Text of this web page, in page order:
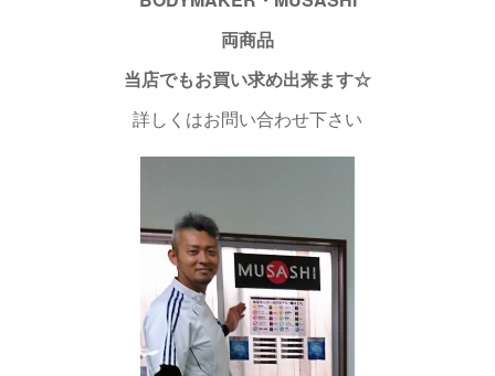
両商品
当店でもお買い求め出来ます☆
詳しくはお問い合わせ下さい